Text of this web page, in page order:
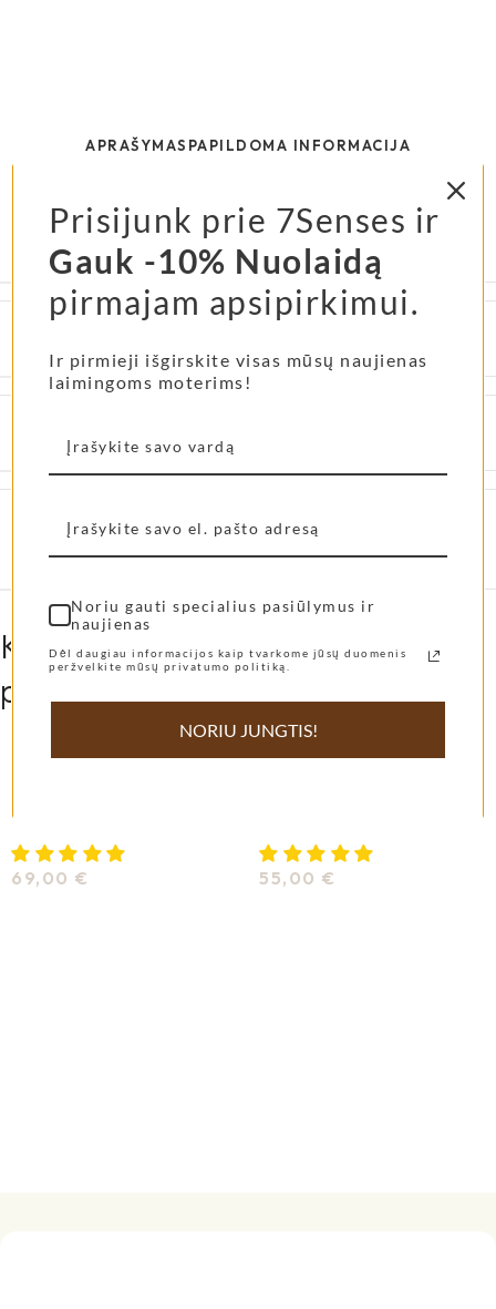
APRAŠYMAS PAPILDOMA INFORMACIJA
Medžiaga Džiutas
Pado tipas
Shangies
dydis
35-36 ,37-38,38-39
41-42
Kitos mūsų klienčių labiausiai
pamiltos prekės...
69,00 € 55,00 €
Prisijunk prie 7Senses ir
Gauk -10% Nuolaidą
pirmajam apsipirkimui.
Ir pirmieji išgirskite visas mūsų naujienas
laimingoms moterims!
Noriu gauti specialius pasiūlymus ir
naujienas
Dėl daugiau informacijos kaip tvarkome jūsų duomenis
peržvelkite mūsų privatumo politiką.
NORIU JUNGTIS!